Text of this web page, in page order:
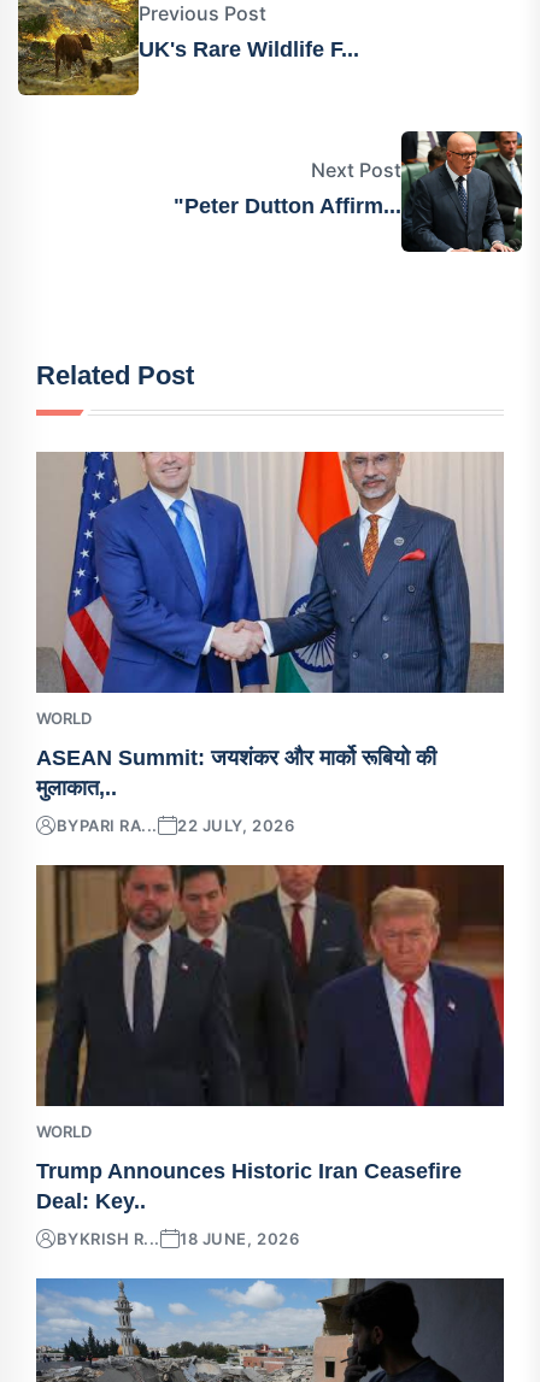
Previous Post
UK's Rare Wildlife F...
Next Post
"Peter Dutton Affirm...
Related Post
WORLD
ASEAN Summit: जयशंकर और मार्को रूबियो की
मुलाकात,..
BYPARI RA... 22 JULY, 2026
WORLD
Trump Announces Historic Iran Ceasefire
Deal: Key..
BYKRISH R... 18 JUNE, 2026